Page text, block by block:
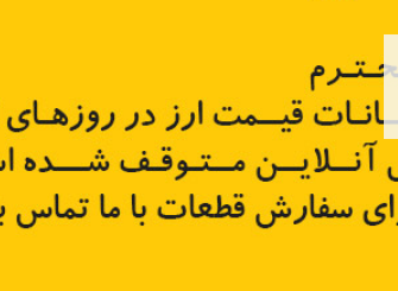
کانال هدایت روغن گیربکس تندر۹۰
کد قطعه:321079831R
اطلاعات بیشتر
کد قطعه:
قیمت: ۱٬۲۷۵٬۰۰۰ تومان